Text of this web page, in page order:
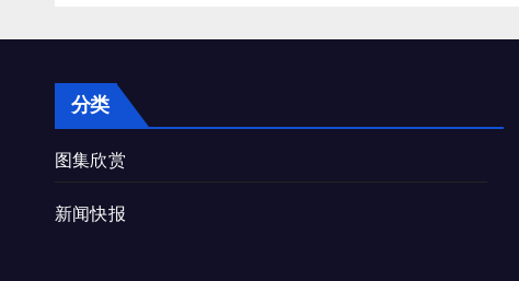
分类
图集欣赏
新闻快报